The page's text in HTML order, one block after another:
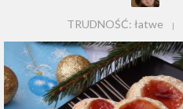
TRUDNOŚĆ: łatwe